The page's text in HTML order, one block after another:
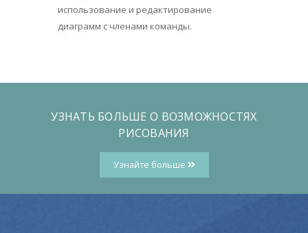
использование и редактирование
диаграмм с членами команды.
УЗНАТЬ БОЛЬШЕ О ВОЗМОЖНОСТЯХ
РИСОВАНИЯ
Узнайте больше